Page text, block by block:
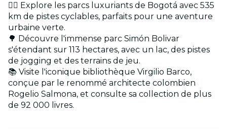
🚴‍♂️ Explore les parcs luxuriants de Bogotá avec 535
km de pistes cyclables, parfaits pour une aventure
urbaine verte.
🌳 Découvre l'immense parc Simón Bolivar
s'étendant sur 113 hectares, avec un lac, des pistes
de jogging et des terrains de jeu.
📚 Visite l'iconique bibliothèque Virgilio Barco,
conçue par le renommé architecte colombien
Rogelio Salmona, et consulte sa collection de plus
de 92 000 livres.